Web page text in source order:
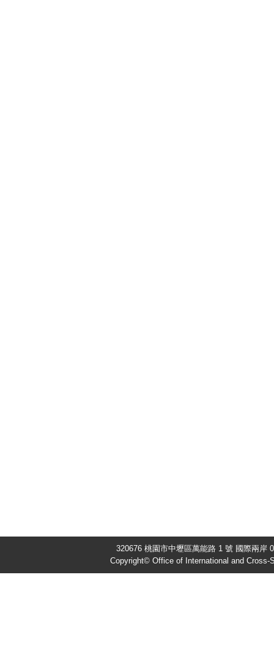
320676 桃園市中壢區萬能路 1 號 國際兩岸
Copyright© Office of International and